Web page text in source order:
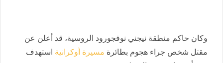
وكان حاكم منطقة نيجني نوفجورود الروسية، قد أعلن عن
مقتل شخص جراء هجوم بطائرة مسيرة أوكرانية استهدف